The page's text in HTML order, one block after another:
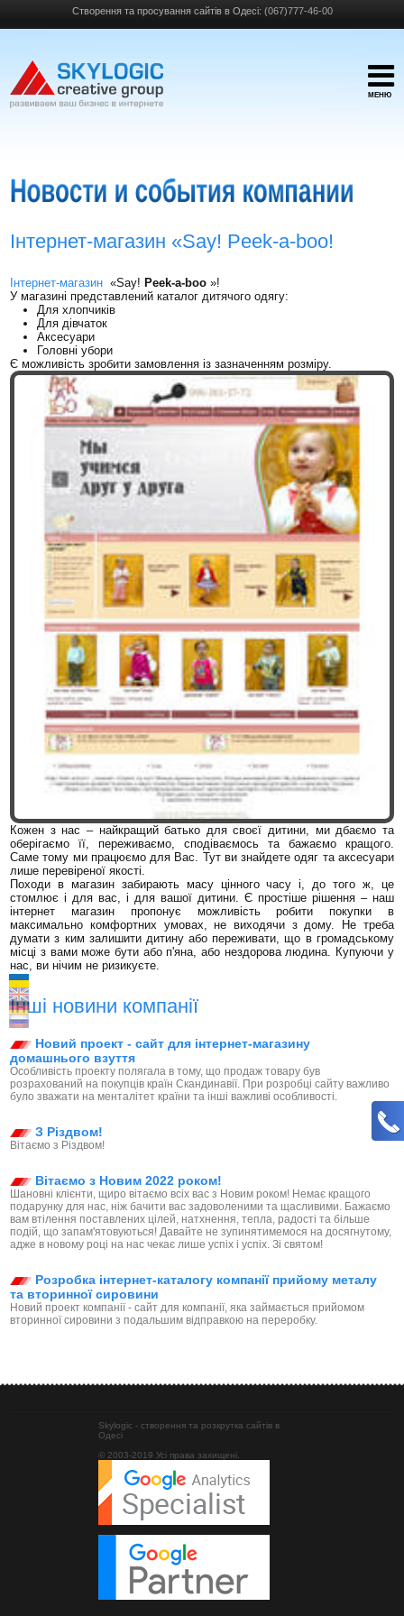
Створення та просування сайтів в Одесі: (067)777-46-00
МЕНЮ
Інтернет-магазин «Say! Peek-a-boo!
Інтернет-магазин «Say!Peek-a-boo »!
У магазині представлений каталог дитячого одягу:
Для хлопчиків
Для дівчаток
Аксесуари
Головні убори
Є можливість зробити замовлення із зазначенням розміру.
Кожен з нас – найкращий батько для своєї дитини, ми дбаємо та
оберігаємо її, переживаємо, сподіваємось та бажаємо кращого.
Саме тому ми працюємо для Вас. Тут ви знайдете одяг та аксесуари
лише перевіреної якості.
Походи в магазин забирають масу цінного часу і, до того ж, це
стомлює і для вас, і для вашої дитини. Є простіше рішення – наш
інтернет магазин пропонує можливість робити покупки в
максимально комфортних умовах, не виходячи з дому. Не треба
думати з ким залишити дитину або переживати, що в громадському
місці з вами може бути або п'яна, або нездорова людина. Купуючи у
нас, ви нічим не ризикуєте.
Інші новини компанії
Новий проект - сайт для інтернет-магазину
домашнього взуття
Особливість проекту полягала в тому, що продаж товару був
розрахований на покупців країн Скандинавії. При розробці сайту важливо
було зважати на менталітет країни та інші важливі особливості.
З Різдвом!
Вітаємо з Різдвом!
Вітаємо з Новим 2022 роком!
Шановні клієнти, щиро вітаємо всіх вас з Новим роком! Немає кращого
подарунку для нас, ніж бачити вас задоволеними та щасливими. Бажаємо
вам втілення поставлених цілей, натхнення, тепла, радості та більше
подій, що запам'ятовуються! Давайте не зупинятимемося на досягнутому,
адже в новому році на нас чекає лише успіх і успіх. Зі святом!
Розробка інтернет-каталогу компанії прийому металу
та вторинної сировини
Новий проект компанії - сайт для компанії, яка займається прийомом
вторинної сировини з подальшим відправкою на переробку.
Skylogic - створення та розкрутка сайтів в
Одесі
© 2003-2019 Усі права захищені.